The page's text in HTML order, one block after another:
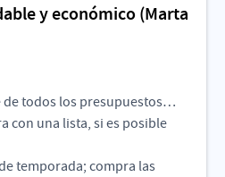
y económico (Marta
de todos los presupuestos…
con una lista, si es posible
temporada; compra las